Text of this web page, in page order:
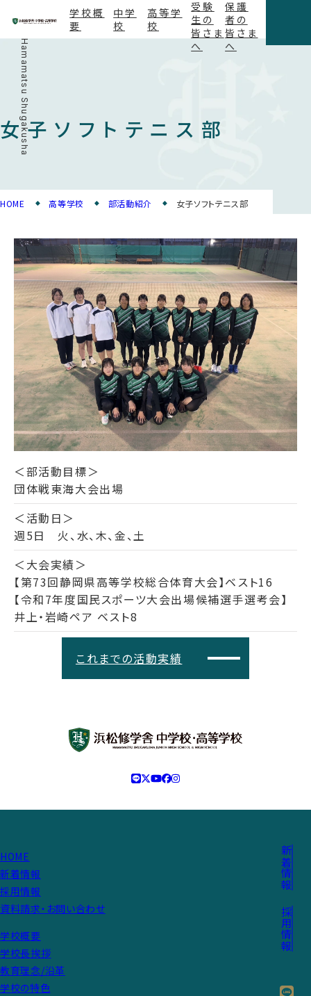
学校概
要
中学
校
高等学
校
受験
生の
皆さま
へ
保護
者の
皆さま
へ
Hamamatsu Shugakusha
新着情報
採用情報
女子ソフトテニス部
HOME 高等学校 部活動紹介 女子ソフトテニス部
＜部活動目標＞
団体戦東海大会出場
＜活動日＞
週5日 火、水、木、金、土
＜大会実績＞
【第73回静岡県高等学校総合体育大会】ベスト16
【令和7年度国民スポーツ大会出場候補選手選考会】
井上・岩崎ペア ベスト8
これまでの活動実績
HOME
新着情報
採用情報
資料請求・お問い合わせ
学校概要
学校長挨拶
教育理念/沿革
学校の特色